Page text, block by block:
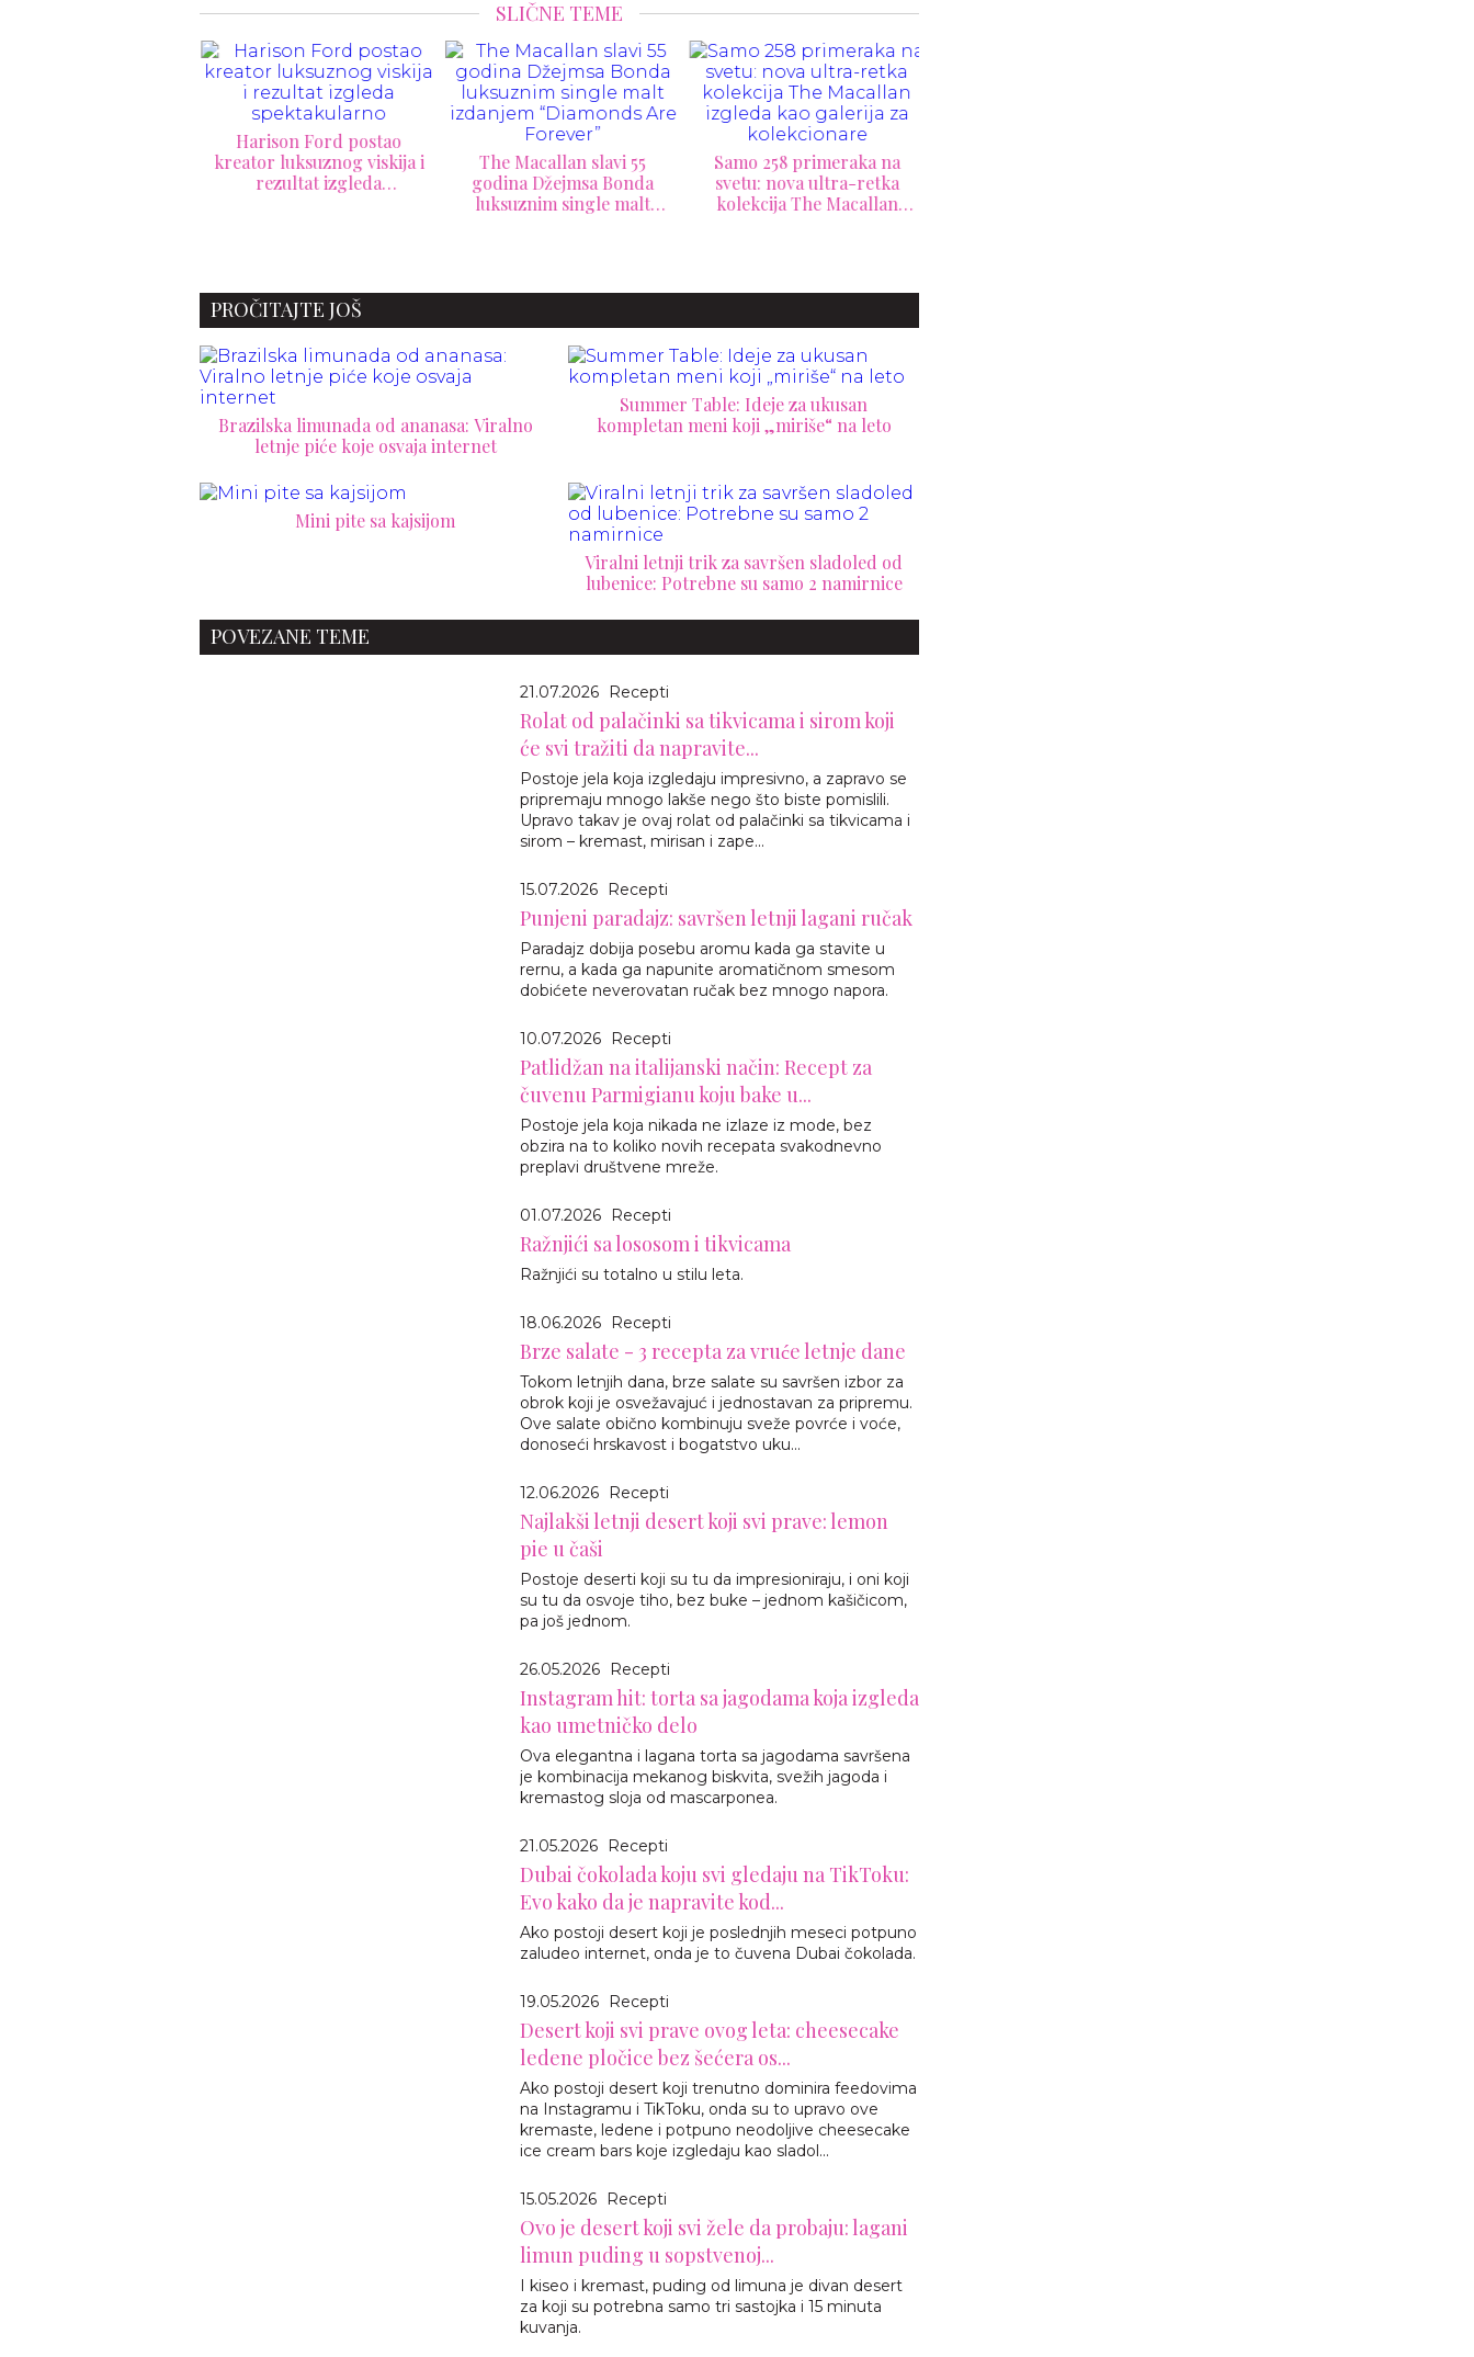
SLIČNE TEME
Harison Ford postao
kreator luksuznog viskija i
rezultat izgleda
The Macallan slavi 55
godina Džejmsa Bonda
luksuznim single malt
Samo 258 primeraka na
svetu: nova ultra-retka
kolekcija The Macallan
PROČITAJTE JOŠ
Brazilska limunada od ananasa: Viralno
letnje piće koje osvaja internet
Summer Table: Ideje za ukusan
kompletan meni koji „miriše“ na leto
Mini pite sa kajsijom
Viralni letnji trik za savršen sladoled od
lubenice: Potrebne su samo 2 namirnice
POVEZANE TEME
21.07.2026 Recepti
Rolat od palačinki sa tikvicama i sirom koji
će svi tražiti da napravite...
Postoje jela koja izgledaju impresivno, a zapravo se
pripremaju mnogo lakše nego što biste pomislili.
Upravo takav je ovaj rolat od palačinki sa tikvicama i
sirom – kremast, mirisan i zape...
15.07.2026 Recepti
Punjeni paradajz: savršen letnji lagani ručak
Paradajz dobija posebu aromu kada ga stavite u
rernu, a kada ga napunite aromatičnom smesom
dobićete neverovatan ručak bez mnogo napora.
10.07.2026 Recepti
Patlidžan na italijanski način: Recept za
čuvenu Parmigianu koju bake u...
Postoje jela koja nikada ne izlaze iz mode, bez
obzira na to koliko novih recepata svakodnevno
preplavi društvene mreže.
01.07.2026 Recepti
Ražnjići sa lososom i tikvicama
Ražnjići su totalno u stilu leta.
18.06.2026 Recepti
Brze salate - 3 recepta za vruće letnje dane
Tokom letnjih dana, brze salate su savršen izbor za
obrok koji je osvežavajuć i jednostavan za pripremu.
Ove salate obično kombinuju sveže povrće i voće,
donoseći hrskavost i bogatstvo uku...
12.06.2026 Recepti
Najlakši letnji desert koji svi prave: lemon
pie u čaši
Postoje deserti koji su tu da impresioniraju, i oni koji
su tu da osvoje tiho, bez buke – jednom kašičicom,
pa još jednom.
26.05.2026 Recepti
Instagram hit: torta sa jagodama koja izgleda
kao umetničko delo
Ova elegantna i lagana torta sa jagodama savršena
je kombinacija mekanog biskvita, svežih jagoda i
kremastog sloja od mascarponea.
21.05.2026 Recepti
Dubai čokolada koju svi gledaju na TikToku:
Evo kako da je napravite kod...
Ako postoji desert koji je poslednjih meseci potpuno
zaludeo internet, onda je to čuvena Dubai čokolada.
19.05.2026 Recepti
Desert koji svi prave ovog leta: cheesecake
ledene pločice bez šećera os...
Ako postoji desert koji trenutno dominira feedovima
na Instagramu i TikToku, onda su to upravo ove
kremaste, ledene i potpuno neodoljive cheesecake
ice cream bars koje izgledaju kao sladol...
15.05.2026 Recepti
Ovo je desert koji svi žele da probaju: lagani
limun puding u sopstvenoj...
I kiseo i kremast, puding od limuna je divan desert
za koji su potrebna samo tri sastojka i 15 minuta
kuvanja.